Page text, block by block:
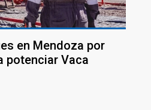
en Mendoza por
potenciar Vaca